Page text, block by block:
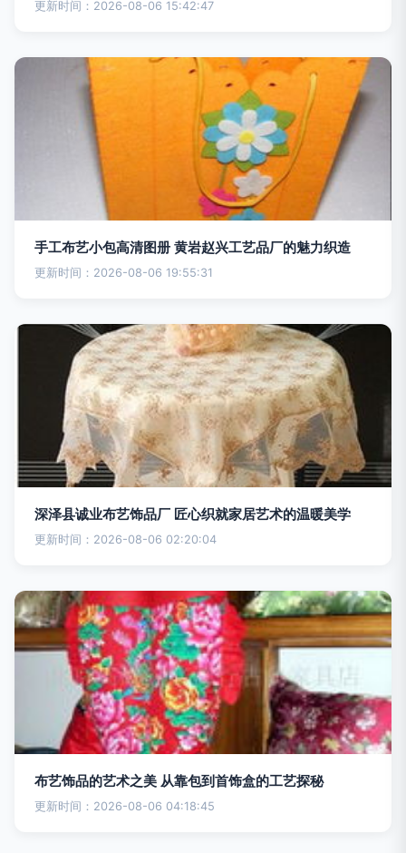
更新时间：2026-08-06 15:42:47
手工布艺小包高清图册 黄岩赵兴工艺品厂的魅力织造
更新时间：2026-08-06 19:55:31
深泽县诚业布艺饰品厂 匠心织就家居艺术的温暖美学
更新时间：2026-08-06 02:20:04
布艺饰品的艺术之美 从靠包到首饰盒的工艺探秘
更新时间：2026-08-06 04:18:45